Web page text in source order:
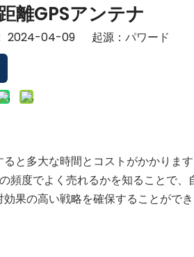
離GPSアンテナ
2024-04-09 起源： パワード
と多大な時間とコストがかかりま
度でよく売れるかを知ることで
果の高い戦略を確保することができ